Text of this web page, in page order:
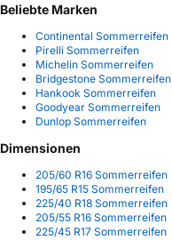
Beliebte Marken
Continental Sommerreifen
Pirelli Sommerreifen
Michelin Sommerreifen
Bridgestone Sommerreifen
Hankook Sommerreifen
Goodyear Sommerreifen
Dunlop Sommerreifen
Dimensionen
205/60 R16 Sommerreifen
195/65 R15 Sommerreifen
225/40 R18 Sommerreifen
205/55 R16 Sommerreifen
225/45 R17 Sommerreifen